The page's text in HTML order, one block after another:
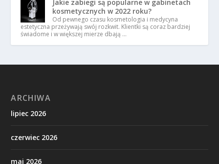
Jakie zabiegi są popularne w gabinetach
kosmetycznych w 2022 roku?
Od pewnego czasu kosmetologia i medycyna
estetyczna przeżywają swój rozkwit. Klientki są coraz bardziej
świadome i w większej mierze dbają …
ARCHIWA
lipiec 2026
czerwiec 2026
maj 2026